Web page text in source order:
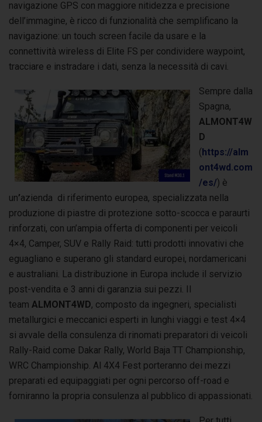
navigazione GPS con maggiore nitidezza e precisione
dell’immagine, è ricco di funzionalità che semplificano la
navigazione: un touch screen facile da usare e la
connettività wireless di Elite FS per condividere waypoint,
tracciare e instradare i dati, senza la necessità di cavi.
Sempre dalla
Spagna,
ALMONT4W
D
(https://alm
ont4wd.com
/es/) è
un’azienda di riferimento europea, specializzata nella
produzione di piastre di protezione sotto-scocca e paraurti
rinforzati, con un’ampia offerta di componenti per veicoli
4×4, Camper, SUV e Rally Raid: tutti prodotti innovativi che
eguagliano e superano gli standard europei, nordamericani
e australiani. La distribuzione in Europa include il servizio
post-vendita e 3 anni di garanzia sui pezzi. Il
team ALMONT4WD, composto da ingegneri, specialisti
metallurgici e meccanici esperti in lunghi viaggi e test 4×4
si avvale della consulenza di rinomati preparatori di veicoli
Rally-Raid come Dakar Rally, World Baja TT Championship,
WRC Championship. Al 4X4 Fest porteranno dei mezzi
preparati ed equipaggiati per ogni percorso off-road e
forniranno la propria consulenza al pubblico di appassionati.